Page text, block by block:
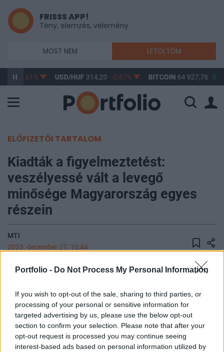
Portfolio - Do Not Process My Personal Information
If you wish to opt-out of the sale, sharing to third parties, or
processing of your personal or sensitive information for
targeted advertising by us, please use the below opt-out
section to confirm your selection. Please note that after your
opt-out request is processed you may continue seeing
interest-based ads based on personal information utilized by
FRISSS APP!
Tény, elemzés, vélemény
MOST NEM LETÖLTÖM
-0,61% USD/HUF 314,20 -0,87% BITCOIN 64 927,76
ELŐFIZETŐI TARTALOM
Kiadták a figyelmeztetést:
veszélyessé vált a levegő
minősége Magyarország egyes
részein
MTI
2025. december 27. 10:44
A szálló por miatt veszélyessé vált a levegő
Népegészségügyi és Gyógyszerészeti Központ
(NNGYK) szombaton közzétett, az előző napi
méréseket ismertető térképe szerint.
A levegőhigiénés index rendszere négy kategóriát